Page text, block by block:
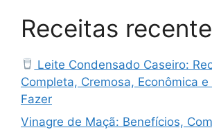
Receitas
Leite Condensado Caseiro:
Completa, Cremosa, Econômica e
Fazer
Vinagre de Maçã: Benefícios,